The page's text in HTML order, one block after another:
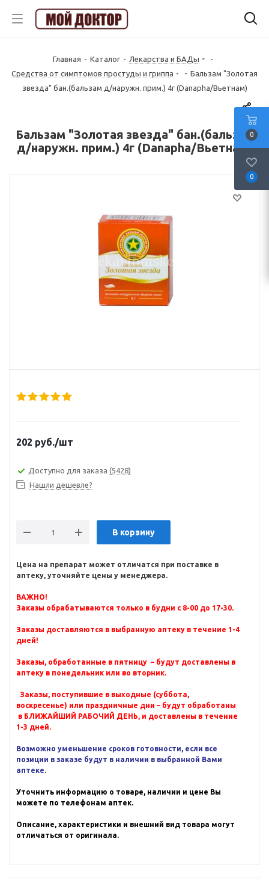
Главная - Каталог - Лекарства и БАДы
-
Средства от симптомов простуды и гриппа
- Бальзам "Золотая
звезда" бан.(бальзам д/наружн. прим.) 4г (Danapha/Вьетнам)
Бальзам "Золотая звезда" бан.(бальзам
д/наружн. прим.) 4г (Danapha/Вьетнам)
202 руб./шт
Доступно для заказа (5428)
Нашли дешевле?
В корзину
Цена на препарат может отличатся при поставке в
аптеку, уточняйте цены у менеджера.
ВАЖНО!
Заказы обрабатываются только в будни с 8-00 до 17-30.
Заказы доставляются в выбранную аптеку в течение 1-4
дней!
Заказы, обработанные в пятницу – будут доставлены в
аптеку в понедельник или во вторник.
Заказы, поступившие в выходные (суббота,
воскресенье) или праздничные дни – будут обработаны
в БЛИЖАЙШИЙ РАБОЧИЙ ДЕНЬ, и доставлены в течение
1-3 дней.
Возможно уменьшение сроков готовности, если все
позиции в заказе будут в наличии в выбранной Вами
аптеке.
Уточнить информацию о товаре, наличии и цене Вы
можете по телефонам аптек.
Описание, характеристики и внешний вид товара могут
отличаться от оригинала.
0
0